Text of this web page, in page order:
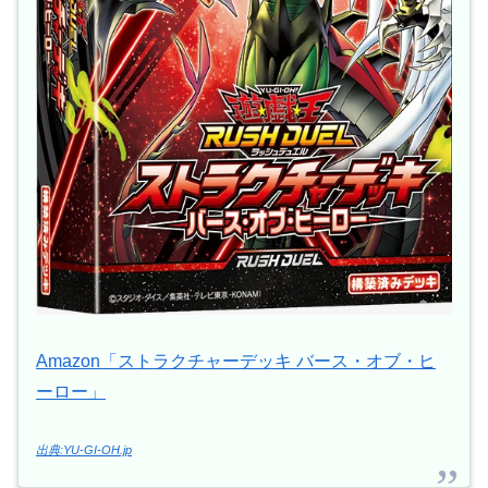
Amazon「ストラクチャーデッキ バース・オブ・ヒ
ーロー」
出典:YU-GI-OH.jp